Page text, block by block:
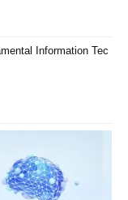
Information Tec